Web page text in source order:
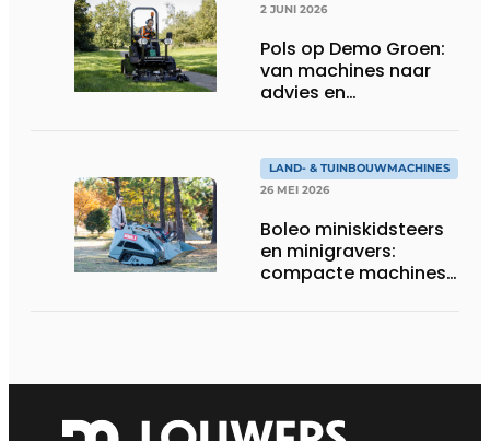
2 JUNI 2026
Pols op Demo Groen:
van machines naar
advies en
LAND- & TUINBOUWMACHINES
26 MEI 2026
Boleo miniskidsteers
en minigravers:
compacte machines